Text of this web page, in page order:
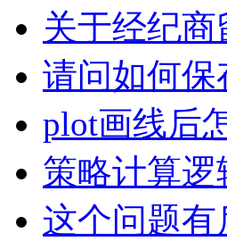
关于经纪
请问如何
plot画线后
策略计算
这个问题